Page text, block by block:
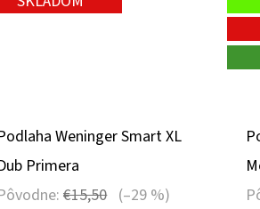
Weninger Smart XL
Primera
€15,50 (–29 %)